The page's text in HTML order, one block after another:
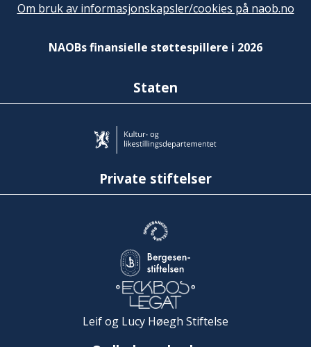
Om bruk av informasjonskapsler/cookies på naob.no
NAOBs finansielle støttespillere i 2026
Staten
Private stiftelser
Leif og Lucy Høegh Stiftelse